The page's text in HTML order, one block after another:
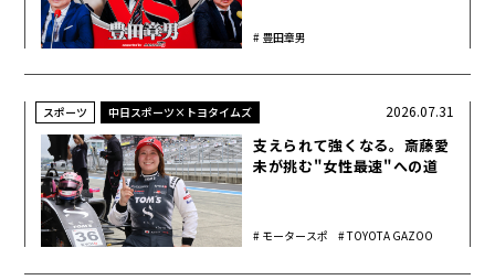
豊田章男
スポーツ 中日スポーツ×トヨタイムズ
支えられて強くなる。斎藤愛
未が挑む"女性最速"への道
モータースポ
TOYOTA GAZOO
2026.07.31